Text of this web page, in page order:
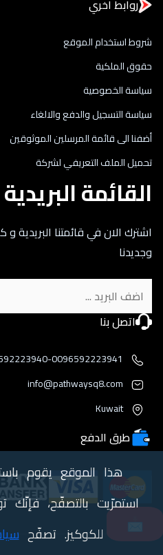
روابط اخري
شروط استخدام الموقع
حقوق الملكية
سياسة الخصوصية
سياسة التسجيل والدفع والالغاء
أضفنا الى قائمة المرسلين الموثوقين
تحميل الملف التعريفي لشركة
القائمة البريدية
اشترك الان في قائمتنا البريدية
وجديدنا
اتصل بنا
0096592223941 - 96522088566+
info@pathwaysq8.com
Kuwait
طرق الدفع
هذا الموقع يقوم
استمرّيت بالتصفّح، فإنّك
للكوكيز. تصفّح